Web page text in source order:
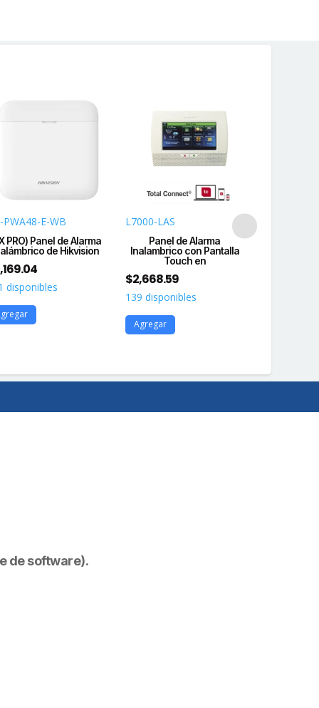
PWA48-E-WB
PRO) Panel de Alarma
de Hikvision
disponibles
L7000-LAS
Panel de Alarma
Inalambrico con Pantalla
Touch en
$2,668.59
139 disponibles
Agregar
de software).